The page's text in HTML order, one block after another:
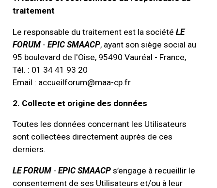
traitement
Le responsable du traitement est la sociétéLE
FORUM -EPIC SMAACP, ayant son siège social au
95 boulevard de l'Oise, 95490 Vauréal - France,
Tél. : 01 34 41 93 20
Email : accueilforum@maa-cp.fr
2. Collecte et origine des données
Toutes les données concernant les Utilisateurs
sont collectées directement auprès de ces
derniers.
LE FORUM -EPIC SMAACP s’engage à recueillir le
consentement de ses Utilisateurs et/ou à leur